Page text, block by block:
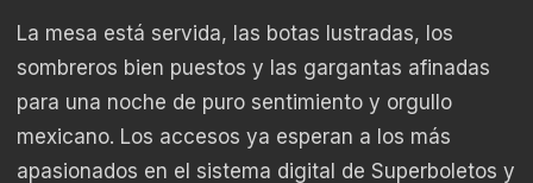
La mesa está servida, las botas lustradas, los
sombreros bien puestos y las gargantas afinadas
para una noche de puro sentimiento y orgullo
mexicano. Los accesos ya esperan a los más
apasionados en el sistema digital de Superboletos y